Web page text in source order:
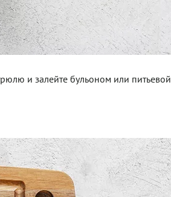
и залейте бульоном или питьевой